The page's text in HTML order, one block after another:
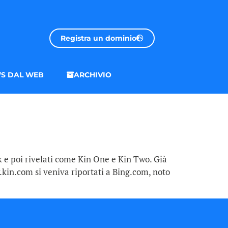
Registra un dominio
DAL WEB ARCHIVIO
poi rivelati come Kin One e Kin Two. Già
si veniva riportati a Bing.com, noto